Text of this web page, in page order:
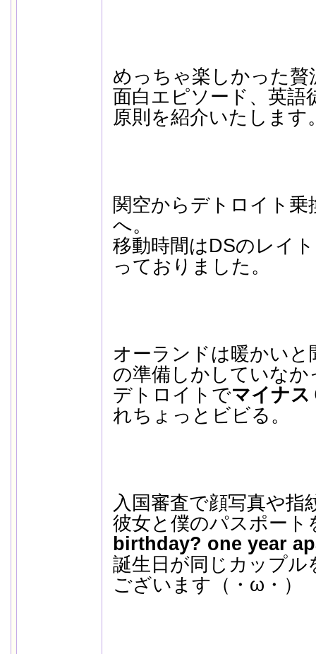
めっちゃ楽しかった贅
面白エピソード、英語
原則を紹介いたします
関空からデトロイト
へ。
移動時間はDSのレイ
っておりました。
オーランドは暖かい
の準備しかしていなか
デトロイトでマイナス
れちょっとビビる。
入国審査で顔写真や指
彼女と僕のパスポー
birthday? one year
誕生日が同じカップ
ございます（・ω・）